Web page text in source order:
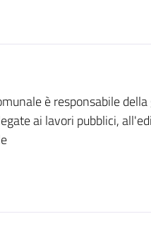
è responsabile
ai lavori pubblici,